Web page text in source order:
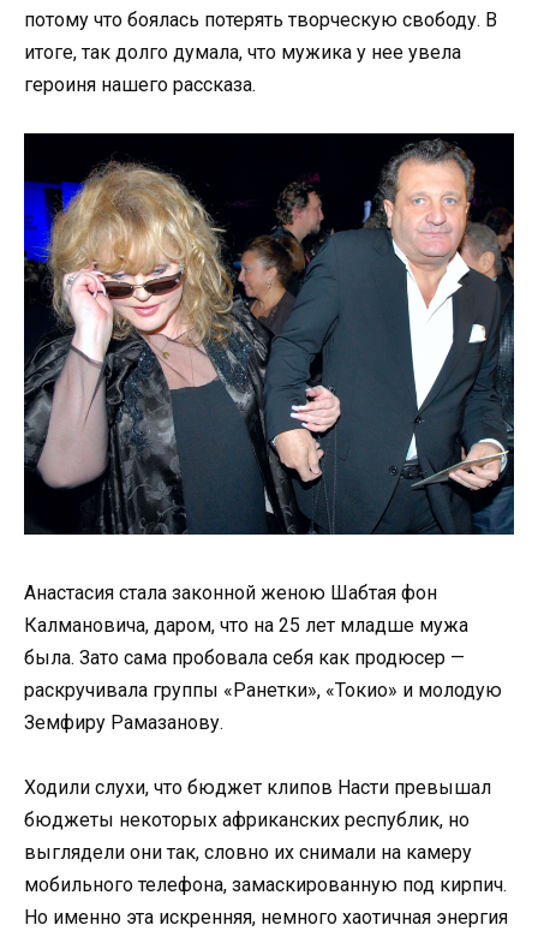
потому что боялась потерять творческую свободу. В
итоге, так долго думала, что мужика у нее увела
героиня нашего рассказа.
Анастасия стала законной женою Шабтая фон
Калмановича, даром, что на 25 лет младше мужа
была. Зато сама пробовала себя как продюсер —
раскручивала группы «Ранетки», «Токио» и молодую
Земфиру Рамазанову.
Ходили слухи, что бюджет клипов Насти превышал
бюджеты некоторых африканских республик, но
выглядели они так, словно их снимали на камеру
мобильного телефона, замаскированную под кирпич.
Но именно эта искренняя, немного хаотичная энергия